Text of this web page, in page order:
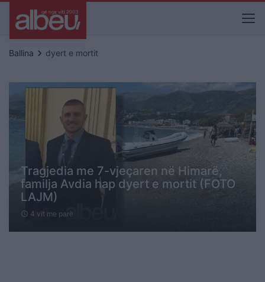
Ballina keyboard_arrow_right dyert e mortit
Tragjedia me 7-vjeçaren në Himarë,
familja Avdia hap dyert e mortit (FOTO
LAJM)
schedule 4 vit me parë